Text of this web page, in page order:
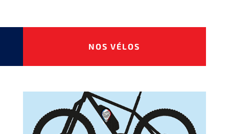
NOS VÉLOS